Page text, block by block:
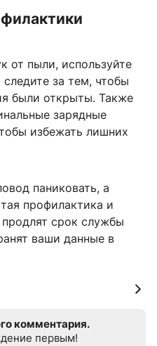
от пыли, используйте
за тем, чтобы
были открыты. Также
зарядные
избежать лишних
паниковать, а
профилактика и
продлят срок службы
ваши данные в
комментария.
первым!